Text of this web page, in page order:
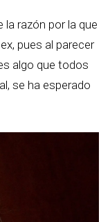
razón por la que
pues al parecer
algo que todos
se ha esperado